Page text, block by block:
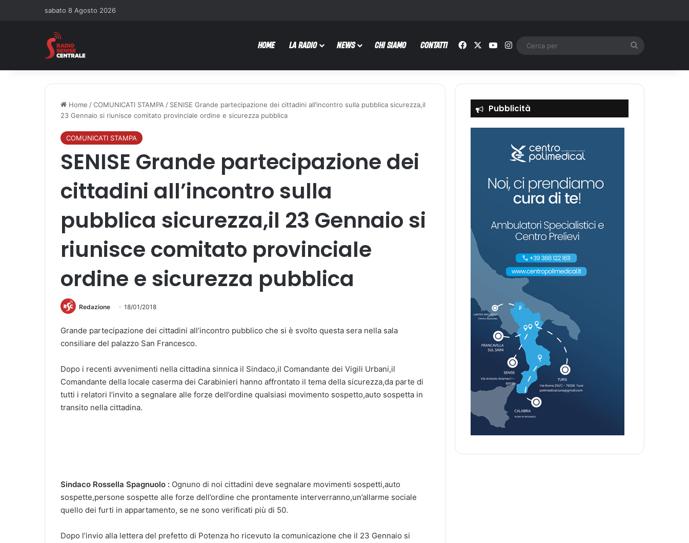
sabato 8 Agosto 2026
HOME LA RADIO NEWS CHI SIAMO CONTATTI Facebook You TubeInstagram
Home /COMUNICATI STAMPA / SENISE Grande partecipazione dei cittadini all’incontro sulla pubblica sicurezza,il
23 Gennaio si riunisce comitato provinciale ordine e sicurezza pubblica
COMUNICATI STAMPA
SENISE Grande partecipazione dei
cittadini all’incontro sulla
pubblica sicurezza,il 23 Gennaio si
riunisce comitato provinciale
ordine e sicurezza pubblica
Redazione 18/01/2018
Grande partecipazione dei cittadini all’incontro pubblico che si è svolto questa sera nella sala
consiliare del palazzo San Francesco.
Dopo i recenti avvenimenti nella cittadina sinnica il Sindaco,il Comandante dei Vigili Urbani,il
Comandante della locale caserma dei Carabinieri hanno affrontato il tema della sicurezza,da parte di
tutti i relatori l’invito a segnalare alle forze dell’ordine qualsiasi movimento sospetto,auto sospetta in
transito nella cittadina.
Sindaco Rossella Spagnuolo : Ognuno di noi cittadini deve segnalare movimenti sospetti,auto
sospette,persone sospette alle forze dell’ordine che prontamente interverranno,un’allarme sociale
quello dei furti in appartamento, se ne sono verificati più di 50.
Dopo l’invio alla lettera del prefetto di Potenza ho ricevuto la comunicazione che il 23 Gennaio si
Pubblicità